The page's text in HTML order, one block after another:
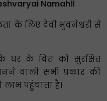
Namah॥
के लिए देवी भुवनेश्वरी से
घर के वित्त को सुरक्षित
वाली सभी प्रकार की
पहुंचाता है।